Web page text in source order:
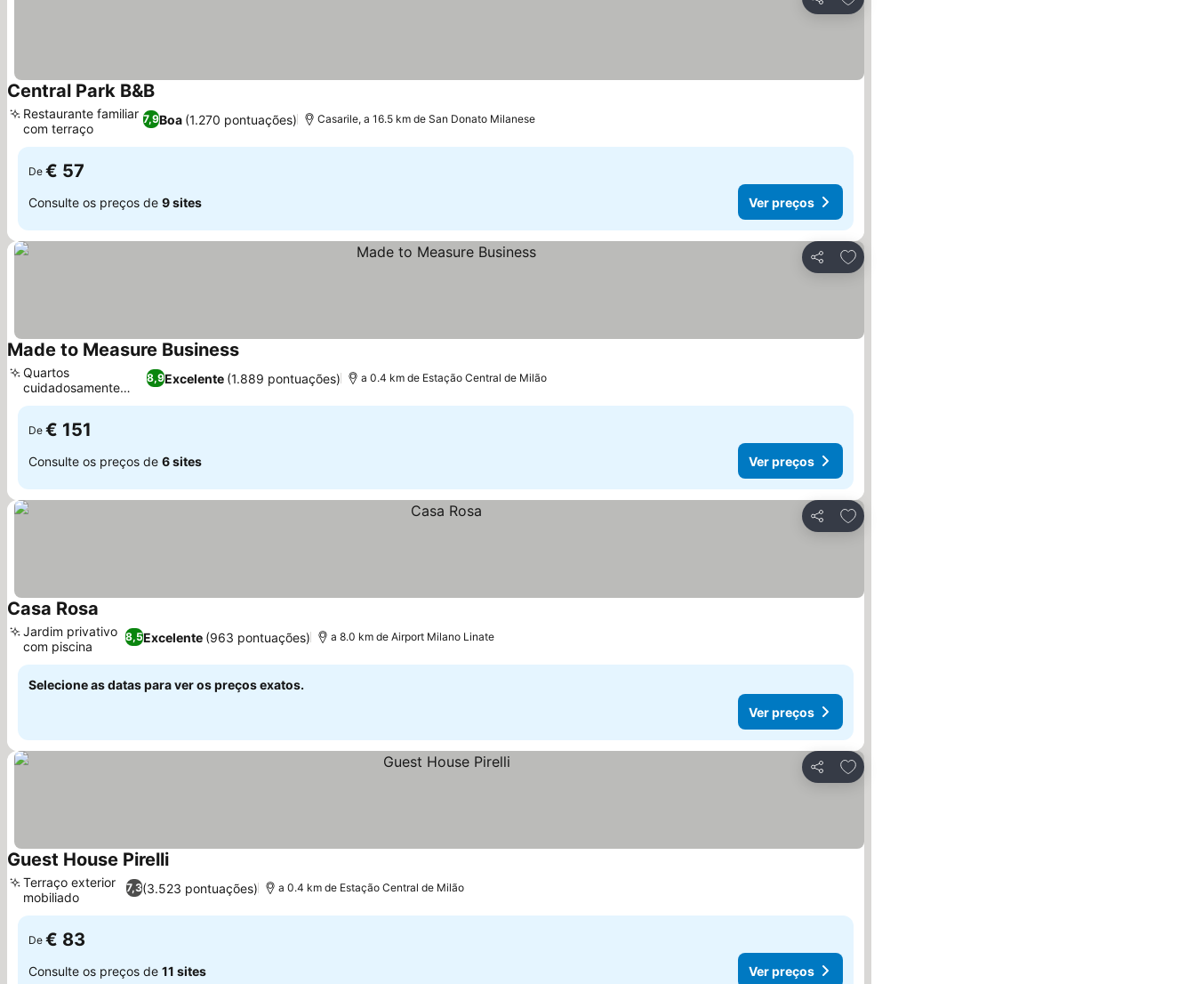
Partilhar
Central Park B&BVer preços
7,9Boa (1.270 pontuações)
Restaurante familiar
com terraço
Casarile, a 16.5 km de San Donato Milanese
De € 57
Consulte os preços de 9 sites Ver preços
Partilhar
Adicionar aos favoritos
Made to Measure BusinessVer preços
8,9Excelente (1.889 pontuações)
Quartos
cuidadosamente
projetados
a 0.4 km de Estação Central de Milão
De € 151
Consulte os preços de 6 sites Ver preços
Partilhar
Adicionar aos favoritos
Casa Rosa
8,5Excelente (963 pontuações)
Jardim privativo
com piscina
a 8.0 km de Airport Milano Linate
Selecione as datas para ver os preços exatos.
Ver preços
Partilhar
Adicionar aos favoritos
Guest House PirelliVer preços
7,3(3.523 pontuações)
Terraço exterior
mobiliado
a 0.4 km de Estação Central de Milão
De € 83
Consulte os preços de 11 sites Ver preços